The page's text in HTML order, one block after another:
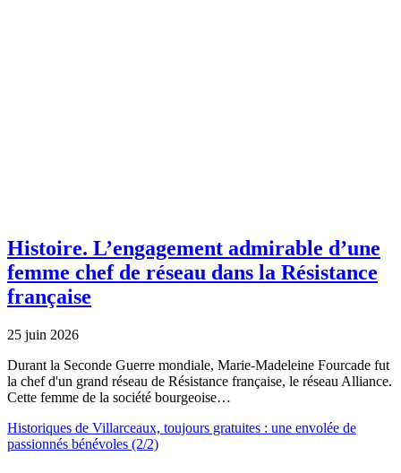
Histoire. L’engagement admirable d’une
femme chef de réseau dans la Résistance
française
25 juin 2026
Durant la Seconde Guerre mondiale, Marie-Madeleine Fourcade fut
la chef d'un grand réseau de Résistance française, le réseau Alliance.
Cette femme de la société bourgeoise…
Historiques de Villarceaux, toujours gratuites : une envolée de
passionnés bénévoles (2/2)